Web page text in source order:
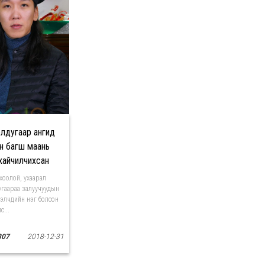
ангид
багш маань
ухаарал
залуучуудын
нэг болсон
2018-12-31